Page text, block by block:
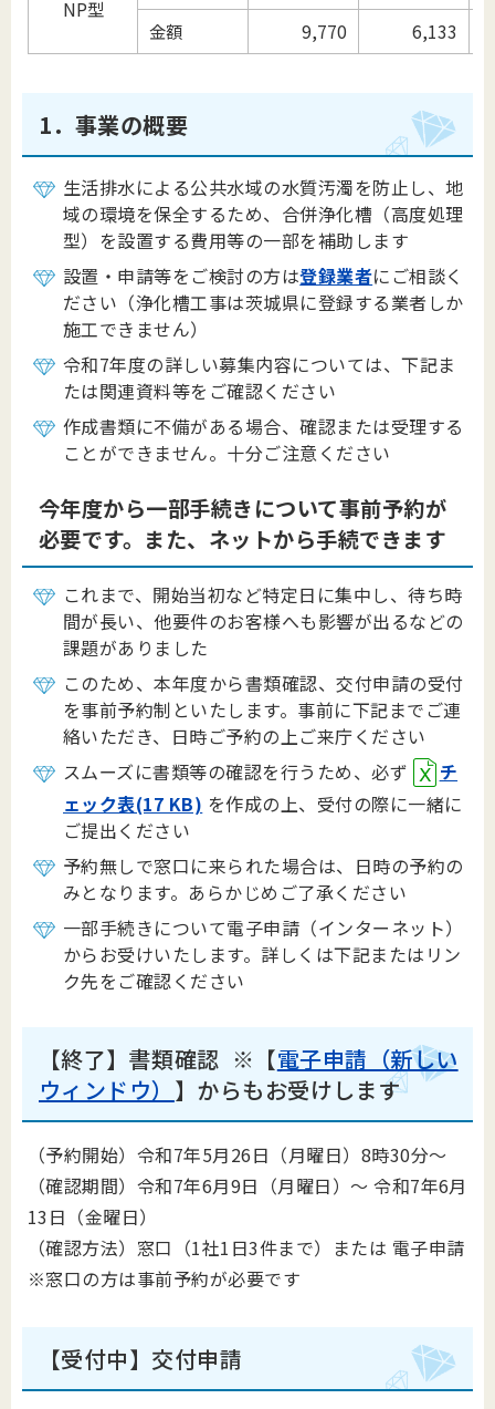
NP型
金額
9,770 6,133
1．事業の概要
生活排水による公共水域の水質汚濁を防止し、地
域の環境を保全するため、 合併浄化槽（高度処理
型）を設置する費用等の一部を補助します
設置・申請等をご検討の方は登録業者にご相談く
ださい（浄化槽工事は茨城県に登録する業者しか
施工できません）
令和7年度の詳しい募集内容については、下記ま
たは関連資料等をご確認ください
作成書類に不備がある場合、確認または受理する
ことができません。十分ご注意ください
今年度から一部手続きについて事前予約が
必要です。また、ネットから手続できます
これまで、開始当初など特定日に集中し、待ち時
間が長い、他要件のお客様へも影響が出るなどの
課題がありました
このため、本年度から書類確認、交付申請の受付
を事前予約制といたします。事前に下記までご連
絡いただき、日時ご予約の上ご来庁ください
スムーズに書類等の確認を行うため、必ず
チ
ェック表(17 KB) を作成の上、受付の際に一緒に
ご提出ください
予約無しで窓口に来られた場合は、日時の予約の
みとなります。あらかじめご了承ください
一部手続きについて電子申請（インターネット）
からお受けいたします。詳しくは下記またはリン
ク先をご確認ください
【終了】書類確認 ※【電子申請（新しい
ウィンドウ） 】からもお受けします
（予約開始）令和7年5月26日（月曜日）8時30分～
（確認期間）令和7年6月9日（月曜日）～ 令和7年6月
13日（金曜日）
（確認方法）窓口（1社1日3件まで）または 電子申請
※窓口の方は事前予約が必要です
【受付中】交付申請